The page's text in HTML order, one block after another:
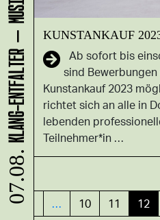
KUNSTANKAUF
Ab sofort bis
sind
Kunstankauf 2023
richtet sich an alle in
lebenden
Teilnehmer*in …
« … 10 11 12
07.08.